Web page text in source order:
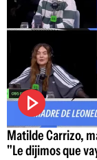
Matilde Carrizo,
"Le dijimos que